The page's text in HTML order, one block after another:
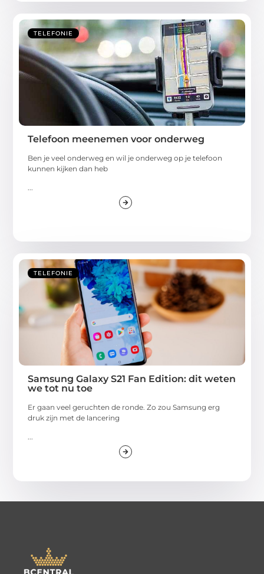
TELEFONIE
Telefoon meenemen voor onderweg
Ben je veel onderweg en wil je onderweg op je telefoon
kunnen kijken dan heb
TELEFONIE
Samsung Galaxy S21 Fan Edition: dit weten
we tot nu toe
Er gaan veel geruchten de ronde. Zo zou Samsung erg
druk zijn met de lancering
...